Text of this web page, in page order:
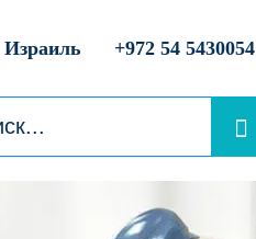
Израиль +972 54 5430054